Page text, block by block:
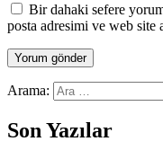
Bir dahaki sefere
posta adresimi ve web site
Arama:
Son Yazılar